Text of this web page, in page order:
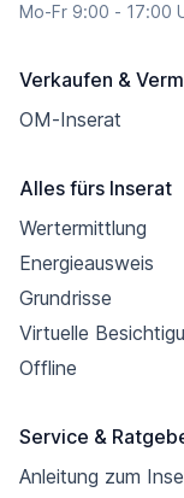
Mo-Fr 9:00 - 17:00
Verkaufen &
OM-Inserat
Alles fürs Inserat
Wertermittlung
Energieausweis
Grundrisse
Virtuelle
Offline
Service &
Anleitung zum